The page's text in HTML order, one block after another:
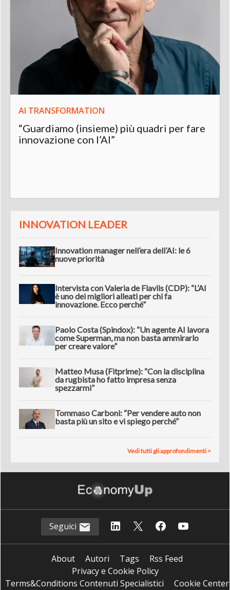
AI TRANSFORMATION
“Guardiamo (insieme) più quadri per fare
innovazione con l’AI”
INNOVATION LEADER
Innovation manager nell’era dell’AI: le 6
nuove priorità
Intervista con Valeria de Flaviis (CDP): “L’AI
è uno dei migliori alleati per chi fa
innovazione. Ecco perché”
Paolo Costa (Spindox): “Un agente AI lavora
come Superman, ma non basta ammirarlo
per creare valore”
Matteo Musa (Fitprime): “Con la disciplina
da rugbista ho fatto impresa senza
spezzarmi”
Tommaso Carboni: “Per vendere auto non
basta più un sito e vi spiego perché”
Vedi tutti gli approfondimenti >
Seguici
About Autori Tags
Rss Feed
Privacy e Cookie Policy
Terms&Conditions Contenuti Specialistici
Cookie Center